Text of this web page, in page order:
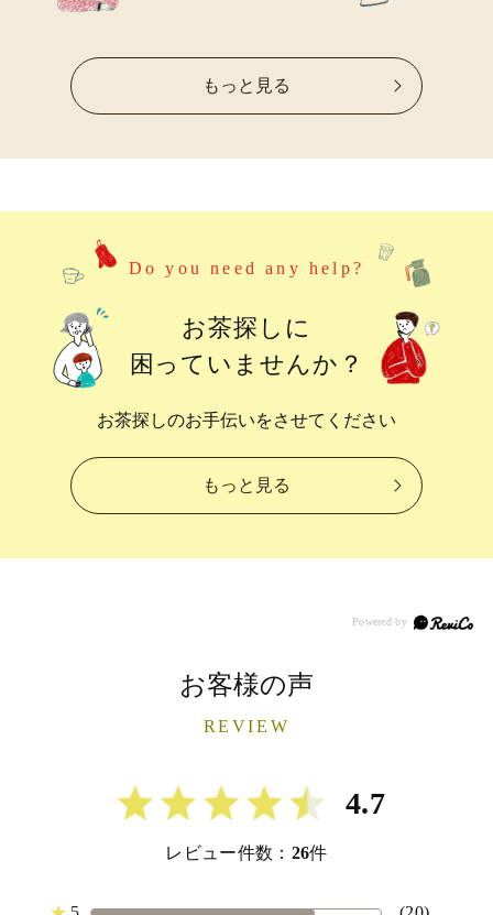
もっと見る
Do you need any help?
お茶探しに
困っていませんか？
お茶探しのお手伝いをさせてください
もっと見る
お客様の声
REVIEW
4.7
レビュー件数： 26件